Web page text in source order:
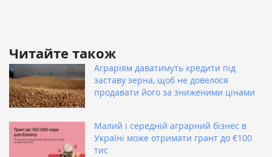
Читайте також
Аграріям даватимуть кредити під
заставу зерна, щоб не довелося
продавати його за зниженими цінами
Малий і середній аграрний бізнес в
Україні може отримати грант до €100
тис